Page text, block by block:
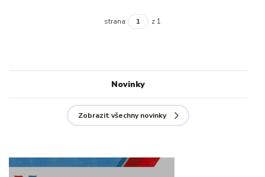
strana z 1
Novinky
Zobrazit všechny novinky